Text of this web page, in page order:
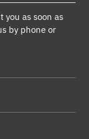
you as soon as
by phone or